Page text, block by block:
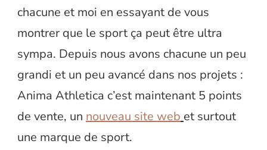
chacune et moi en essayant de vous
montrer que le sport ça peut être ultra
sympa. Depuis nous avons chacune un peu
grandi et un peu avancé dans nos projets :
Anima Athletica c’est maintenant 5 points
de vente, un nouveau site web et surtout
une marque de sport.